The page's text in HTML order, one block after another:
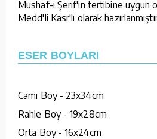
Mushaf-ı Şerif'in tertibine uygun
Medd'li Kasr'lı olarak
ESER BOYLARI
Cami Boy - 23x34cm
Rahle Boy - 19x28cm
Orta Boy - 16x24cm